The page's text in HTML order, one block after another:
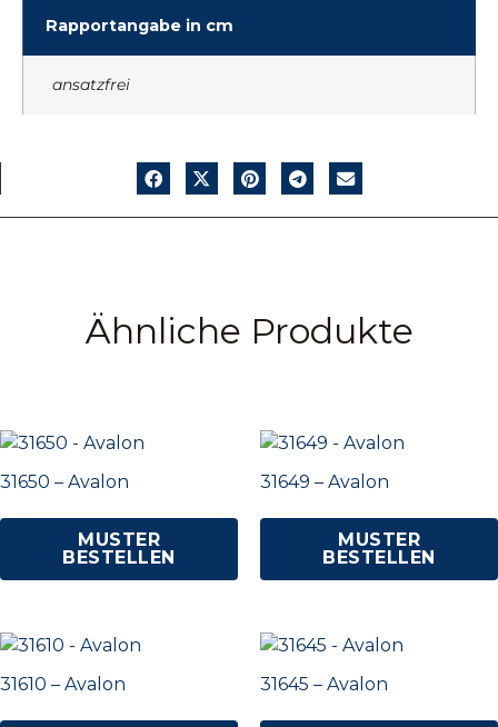
Rapportangabe in cm
ansatzfrei
Ähnliche Produkte
31650 – Avalon
MUSTER
BESTELLEN
31649 – Avalon
MUSTER
BESTELLEN
31610 – Avalon 31645 – Avalon